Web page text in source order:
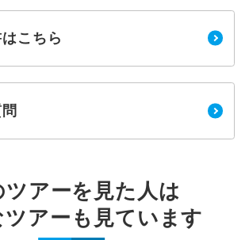
こちら
ツアーを見た人は
ツアーも見ています